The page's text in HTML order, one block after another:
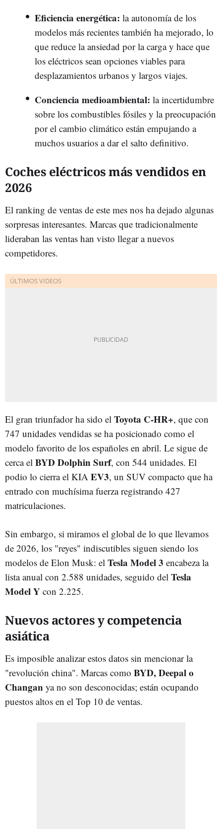
Eficiencia energética: la autonomía de los
modelos más recientes también ha mejorado, lo
que reduce la ansiedad por la carga y hace que
los eléctricos sean opciones viables para
desplazamientos urbanos y largos viajes.
Conciencia medioambiental: la incertidumbre
sobre los combustibles fósiles y la preocupación
por el cambio climático están empujando a
muchos usuarios a dar el salto definitivo.
Coches eléctricos más vendidos en
2026
El ranking de ventas de este mes nos ha dejado algunas
sorpresas interesantes. Marcas que tradicionalmente
lideraban las ventas han visto llegar a nuevos
competidores.
El gran triunfador ha sido el Toyota C-HR+, que con
747 unidades vendidas se ha posicionado como el
modelo favorito de los españoles en abril. Le sigue de
cerca el BYD Dolphin Surf, con 544 unidades. El
podio lo cierra el KIA EV3, un SUV compacto que ha
entrado con muchísima fuerza registrando 427
matriculaciones.
Sin embargo, si miramos el global de lo que llevamos
de 2026, los "reyes" indiscutibles siguen siendo los
modelos de Elon Musk: el Tesla Model 3 encabeza la
lista anual con 2.588 unidades, seguido del Tesla
Model Y con 2.225.
Nuevos actores y competencia
asiática
Es imposible analizar estos datos sin mencionar la
"revolución china". Marcas como BYD, Deepal o
Changan ya no son desconocidas; están ocupando
puestos altos en el Top 10 de ventas.